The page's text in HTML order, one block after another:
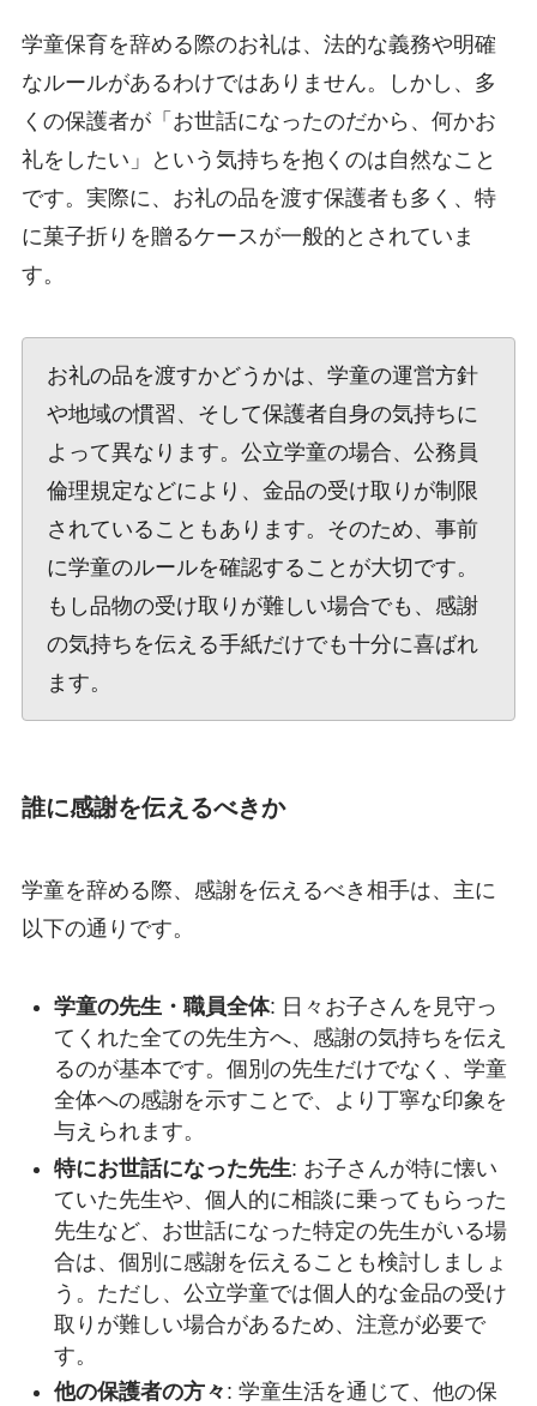
学童保育を辞める際のお礼は、法的な義務や明確
なルールがあるわけではありません。しかし、多
くの保護者が「お世話になったのだから、何かお
礼をしたい」という気持ちを抱くのは自然なこと
です。実際に、お礼の品を渡す保護者も多く、特
に菓子折りを贈るケースが一般的とされていま
す。
お礼の品を渡すかどうかは、学童の運営方針
や地域の慣習、そして保護者自身の気持ちに
よって異なります。公立学童の場合、公務員
倫理規定などにより、金品の受け取りが制限
されていることもあります。そのため、事前
に学童のルールを確認することが大切です。
もし品物の受け取りが難しい場合でも、感謝
の気持ちを伝える手紙だけでも十分に喜ばれ
ます。
誰に感謝を伝えるべきか
学童を辞める際、感謝を伝えるべき相手は、主に
以下の通りです。
学童の先生・職員全体: 日々お子さんを見守っ
てくれた全ての先生方へ、感謝の気持ちを伝え
るのが基本です。個別の先生だけでなく、学童
全体への感謝を示すことで、より丁寧な印象を
与えられます。
特にお世話になった先生: お子さんが特に懐い
ていた先生や、個人的に相談に乗ってもらった
先生など、お世話になった特定の先生がいる場
合は、個別に感謝を伝えることも検討しましょ
う。ただし、公立学童では個人的な金品の受け
取りが難しい場合があるため、注意が必要で
す。
他の保護者の方々 : 学童生活を通じて、他の保